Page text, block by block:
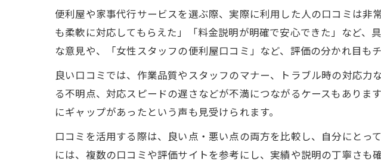
便利屋や家事代行サービスを選ぶ際、実際に利用した人の口コミは
も柔軟に対応してもらえた」「料金説明が明確で安心できた」など
な意見や、「女性スタッフの便利屋口コミ」など、評価の分かれ目も
良い口コミでは、作業品質やスタッフのマナー、トラブル時の対応
る不明点、対応スピードの遅さなどが不満につながるケースもあり
にギャップがあったという声も見受けられます。
口コミを活用する際は、良い点・悪い点の両方を比較し、自分にと
には、複数の口コミや評価サイトを参考にし、実績や説明の丁寧さも